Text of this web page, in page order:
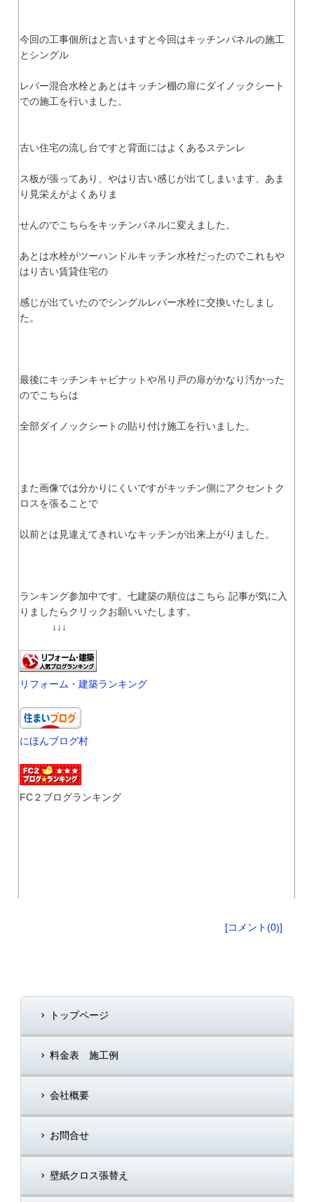
今回の工事個所はと言いますと今回はキッチンパネルの施工
とシングル
レバー混合水栓とあとはキッチン棚の扉にダイノックシート
での施工を行いました。
古い住宅の流し台ですと背面にはよくあるステンレ
ス板が張ってあり、やはり古い感じが出てしまいます、あま
り見栄えがよくありま
せんのでこちらをキッチンパネルに変えました。
あとは水栓がツーハンドルキッチン水栓だったのでこれもや
はり古い賃貸住宅の
感じが出ていたのでシングルレバー水栓に交換いたしまし
た。
最後にキッチンキャビナットや吊り戸の扉がかなり汚かった
のでこちらは
全部ダイノックシートの貼り付け施工を行いました。
また画像では分かりにくいですがキッチン側にアクセントク
ロスを張ることで
以前とは見違えてきれいなキッチンが出来上がりました。
ランキング参加中です。七建築の順位はこちら 記事が気に入
りましたらクリックお願いいたします。
↓↓↓
リフォーム・建築ランキング
にほんブログ村
FC２ブログランキング
[コメント(0)]
トップページ
料金表 施工例
会社概要
お問合せ
壁紙クロス張替え